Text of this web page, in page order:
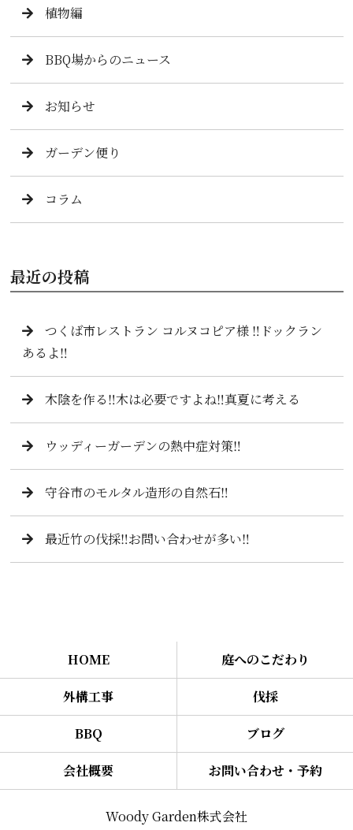
植物編
BBQ場からのニュース
お知らせ
ガーデン便り
コラム
最近の投稿
つくば市レストラン コルヌコピア様 ‼️ドックラン
あるよ‼️
木陰を作る‼️木は必要ですよね‼️真夏に考える
ウッディーガーデンの熱中症対策‼️
守谷市のモルタル造形の自然石‼️
最近竹の伐採‼️お問い合わせが多い‼️
HOME 庭へのこだわり
外構工事 伐採
BBQ ブログ
会社概要 お問い合わせ・予約
Woody Garden株式会社